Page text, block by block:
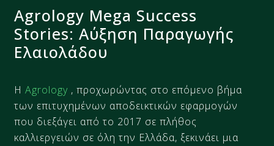
Agrology Mega Success
Stories: Αύξηση Παραγωγής
Ελαιολάδου​
ΗΑgrology , προχωρώντας στο επόμενο βήμα
των επιτυχημένων αποδεικτικών εφαρμογών
που διεξάγει από το 2017 σε πλήθος
καλλιεργειών σε όλη την Ελλάδα, ξεκινάει μια